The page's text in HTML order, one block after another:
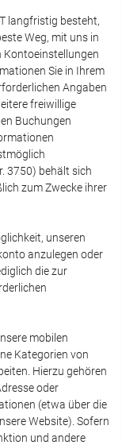
langfristig besteht,
Weg, mit uns in
Kontoeinstellungen
Sie in Ihrem
Angaben
freiwillige
Buchungen
3750) behält sich
zum Zwecke ihrer
unseren
anzulegen oder
die zur
mobilen
Kategorien von
Hierzu gehören
oder
(etwa über die
Website). Sofern
und andere